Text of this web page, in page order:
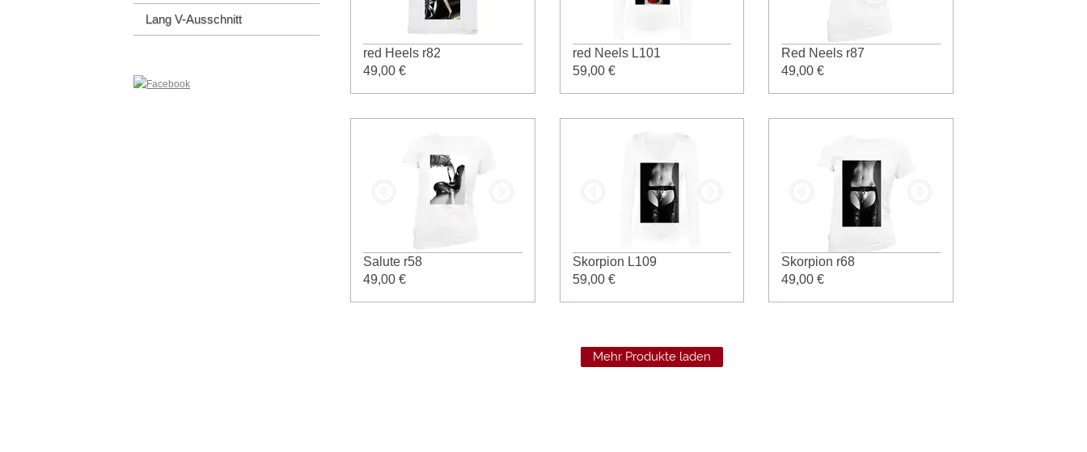
Lang V-Ausschnitt
red Heels r82
49,00 €
red Neels L101
59,00 €
Red Neels r87
49,00 €
Salute r58
49,00 €
Skorpion L109
59,00 €
Skorpion r68
49,00 €
Mehr Produkte laden